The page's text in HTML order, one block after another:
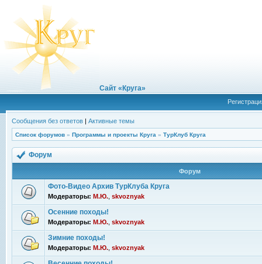
Сайт «Круга»
Сообщения без ответов | Активные темы
Список форумов » Программы и проекты Круга » ТурКлуб Круга
Форум
Форум
Фото-Видео Архив ТурКлуба Круга
Модераторы: М.Ю. skvoznyak
Осенние походы!
Модераторы: М.Ю. skvoznyak
Зимние походы!
Модераторы: М.Ю. skvoznyak